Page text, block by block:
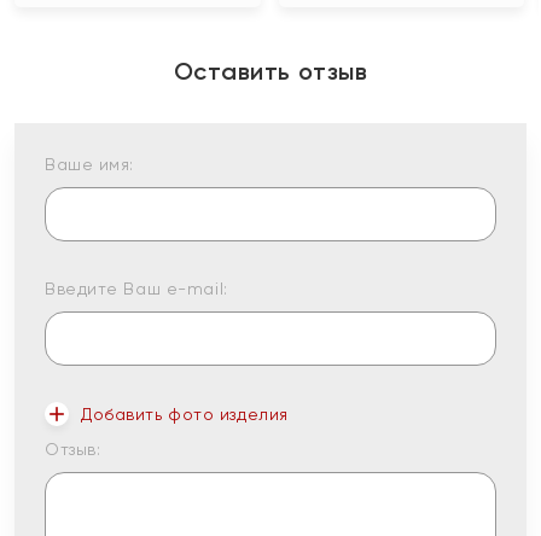
Оставить отзыв
Ваше имя:
Введите Ваш e-mail:
Добавить фото изделия
Отзыв: